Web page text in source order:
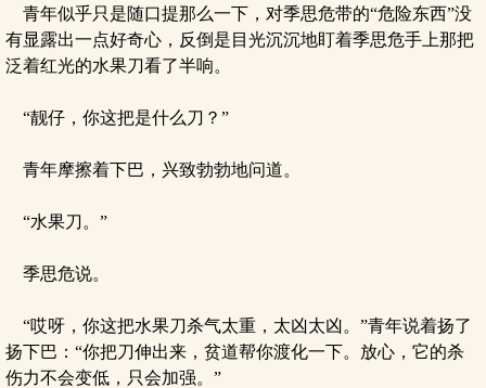
青年似乎只是随口提那么一下，对季思危带的“危险东西”没
有显露出一点好奇心，反倒是目光沉沉地盯着季思危手上那把
泛着红光的水果刀看了半响。
“靓仔，你这把是什么刀？”
青年摩擦着下巴，兴致勃勃地问道。
“水果刀。”
季思危说。
“哎呀，你这把水果刀杀气太重，太凶太凶。”青年说着扬了
扬下巴：“你把刀伸出来，贫道帮你渡化一下。放心，它的杀
伤力不会变低，只会加强。”